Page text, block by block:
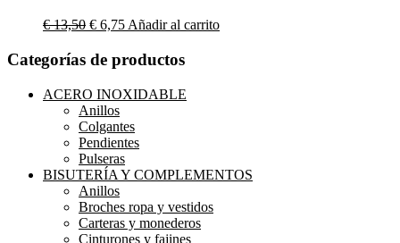
€13,50 € 6,75 Añadir al carrito
Categorías de productos
ACERO INOXIDABLE
Anillos
Colgantes
Pendientes
Pulseras
BISUTERÍA Y COMPLEMENTOS
Anillos
Broches ropa y vestidos
Carteras y monederos
Cinturones y fajines